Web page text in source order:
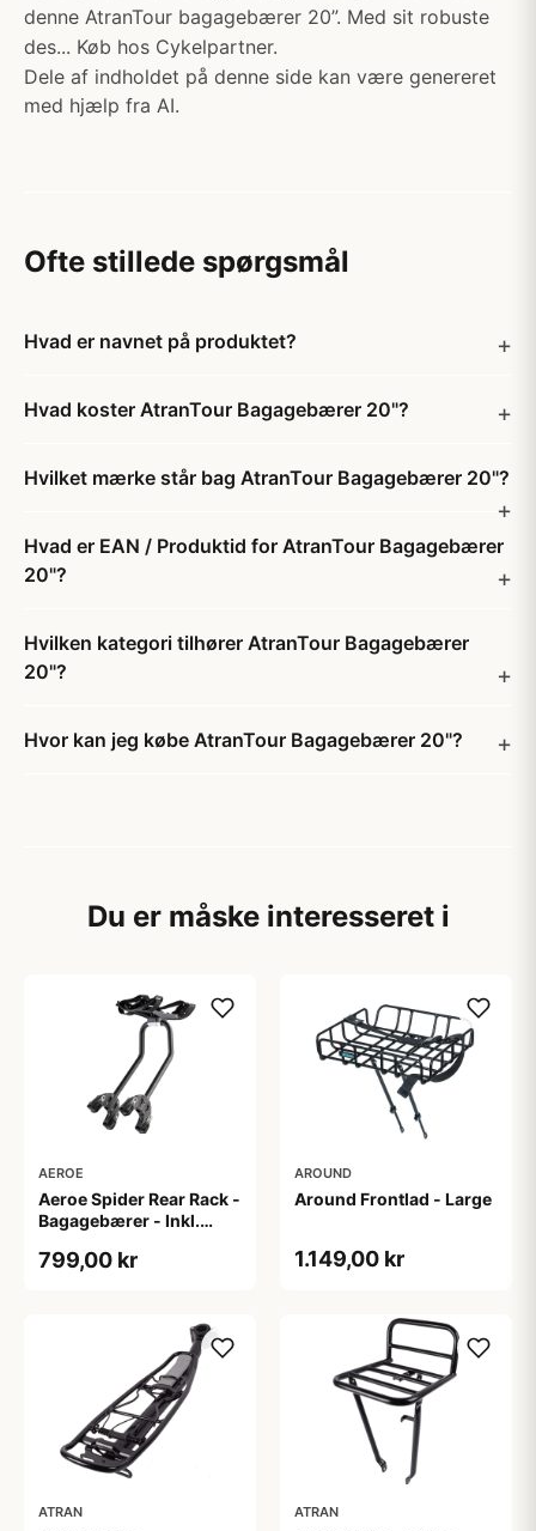
denne AtranTour bagagebærer 20”. Med sit robuste
des... Køb hos Cykelpartner.
Dele af indholdet på denne side kan være genereret
med hjælp fra AI.
Ofte stillede spørgsmål
Hvad er navnet på produktet?
Hvad koster AtranTour Bagagebærer 20"?
Hvilket mærke står bag AtranTour Bagagebærer 20"?
Hvad er EAN / Produktid for AtranTour Bagagebærer
20"?
Hvilken kategori tilhører AtranTour Bagagebærer
20"?
Hvor kan jeg købe AtranTour Bagagebærer 20"?
Du er måske interesseret i
AEROE
Aeroe Spider Rear Rack -
Bagagebærer - Inkl.
799,00 kr
AROUND
Around Frontlad - Large
1.149,00 kr
ATRAN ATRAN